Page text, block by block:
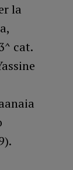
la
cat.